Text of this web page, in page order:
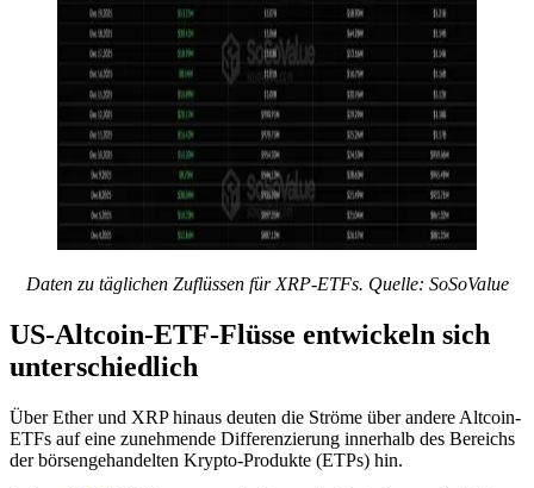
Daten zu täglichen Zuflüssen für XRP-ETFs. Quelle: SoSoValue
US-Altcoin-ETF-Flüsse entwickeln sich
unterschiedlich
Über Ether und XRP hinaus deuten die Ströme über andere Altcoin-
ETFs auf eine zunehmende Differenzierung innerhalb des Bereichs
der börsengehandelten Krypto-Produkte (ETPs) hin.